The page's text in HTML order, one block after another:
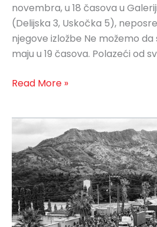
novembra, u 18 časova u
(Delijska 3, Uskočka 5),
njegove izložbe Ne možemo da
maju u 19 časova. Polazeći od
Read More »
Pseudostvarnost
medijska
fotografija